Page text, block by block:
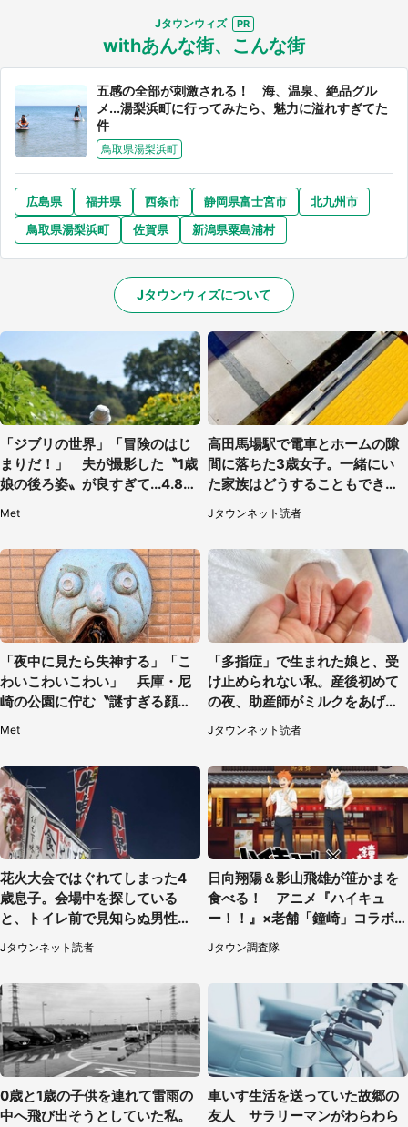
Jタウンウィズ
withあんな街、こんな街
五感の全部が刺激される！ 海、温泉、絶品グル
メ...湯梨浜町に行ってみたら、魅力に溢れすぎてた
件
鳥取県湯梨浜町
広島県 福井県 西条市 静岡県富士宮市
北九州市
鳥取県湯梨浜町
佐賀県 新潟県粟島浦村
Jタウンウィズについて
「ジブリの世界」「冒険のはじ
まりだ！」 夫が撮影した〝1歳
娘の後ろ姿〟が良すぎて...4.8万
Met
高田馬場駅で電車とホームの隙
間に落ちた3歳女子。一緒にい
た家族はどうすることもできな
くて...（埼玉県・50代女性）
Jタウンネット読者
「夜中に見たら失神する」「こ
わいこわいこわい」 兵庫・尼
崎の公園に佇む〝謎すぎる顔〟
Met
「多指症」で生まれた娘と、受
け止められない私。産後初めて
の夜、助産師がミルクをあげて
るのを見て...（静岡県・20代女
性）
Jタウンネット読者
花火大会ではぐれてしまった4
歳息子。会場中を探している
と、トイレ前で見知らぬ男性に
（東京都・女性）
Jタウンネット読者
日向翔陽＆影山飛雄が笹かまを
食べる！ アニメ『ハイキュ
ー！！』×老舗「鐘崎」コラボ
で限定グッズも【8／1～31】
Jタウン調査隊
0歳と1歳の子供を連れて雷雨の
中へ飛び出そうとしていた私。
車いす生活を送っていた故郷の
友人 サラリーマンがわらわら